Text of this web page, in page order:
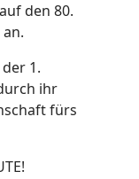
den 80.
1.
ihr
fürs